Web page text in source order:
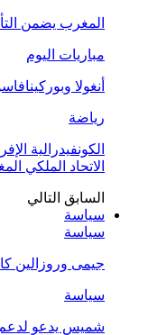
المغرب يضمن
مباريات اليوم
أنغولا
رياضة
الكونفيدرالية
الاتحاد الملكي
السابق التالي
سياسة
سياسة
جيمى وروزالين كارتر.. 77 عامًا في
سياسة
شميس يدعو لدعم